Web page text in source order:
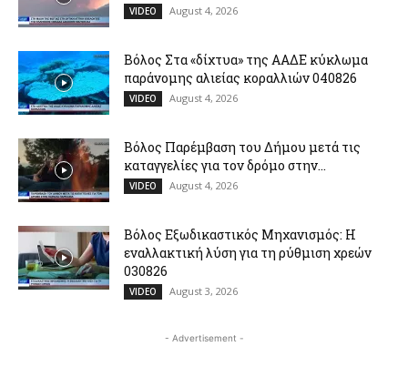
VIDEO August 4, 2026
Βόλος Στα «δίχτυα» της ΑΑΔΕ κύκλωμα
παράνομης αλιείας κοραλλιών 040826
VIDEO August 4, 2026
Βόλος Παρέμβαση του Δήμου μετά τις
καταγγελίες για τον δρόμο στην...
VIDEO August 4, 2026
Βόλος Εξωδικαστικός Μηχανισμός: Η
εναλλακτική λύση για τη ρύθμιση χρεών
030826
VIDEO August 3, 2026
- Advertisement -